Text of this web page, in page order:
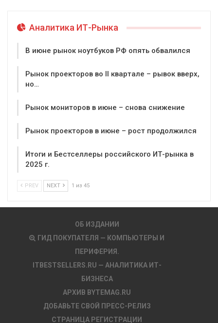
Аналитика ИТ-Рынка
В июне рынок ноутбуков РФ опять обвалился
Рынок проекторов во II квартале – рывок вверх,
но…
Рынок мониторов в июне – снова снижение
Рынок проекторов в июне – рост продолжился
Итоги и Бестселлеры российского ИТ-рынка в
2025 г.
PREV NEXT 1 из 45
ОБ ИЗДАНИИ
ГИД ПОКУПАТЕЛЯ — КОМПЬЮТЕРЫ И
ПЕРИФЕРИЯ.
ITBESTSELLERS.RU — АНАЛИТИКА ИТ-
БИЗНЕСА
АРХИВ BYTEMAG.RU
ДОБАВЬТЕ СВОЙ ПРЕСС-РЕЛИЗ
СТРАНИЦА РЕГИСТРАЦИИ